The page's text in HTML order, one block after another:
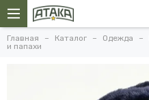
Главная Каталог Одежда
и папахи